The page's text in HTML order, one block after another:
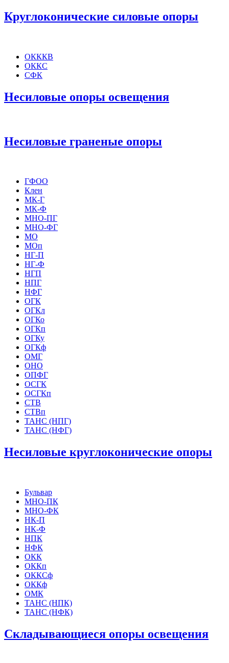
Круглоконические силовые опоры
ОКККВ
ОККС
СФК
Несиловые опоры освещения
Несиловые граненые опоры
ГФОО
Клен
МК-Г
МК-Ф
МНО-ПГ
МНО-ФГ
МО
МОп
НГ-П
НГ-Ф
НГП
НПГ
НФГ
ОГК
ОГКл
ОГКо
ОГКп
ОГКу
ОГКф
ОМГ
ОНО
ОПФГ
ОСГК
ОСГКп
СТВ
СТВп
ТАНС (НПГ)
ТАНС (НФГ)
Несиловые круглоконические опоры
Бульвар
МНО-ПК
МНО-ФК
НК-П
НК-Ф
НПК
НФК
ОКК
ОККп
ОККСф
ОККф
ОМК
ТАНС (НПК)
ТАНС (НФК)
Складывающиеся опоры освещения